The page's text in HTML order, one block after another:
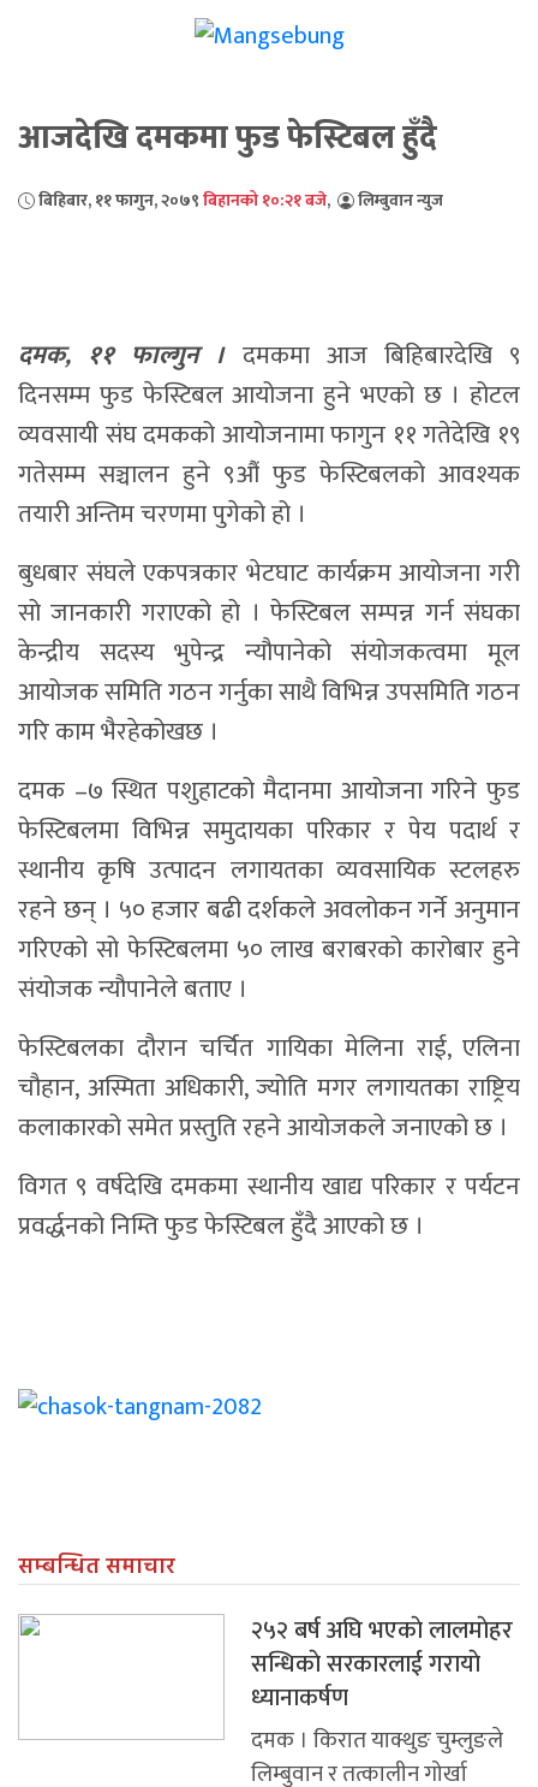
आजदेखि दमकमा फुड फेस्टिबल हुँदै
बिहिबार, ११ फागुन, २०७९बिहानको १०:२१ बजे, लिम्बुवान न्युज
दमक, ११ फाल्गुन ।दमकमा आज बिहिबारदेखि ९
दिनसम्म फुड फेस्टिबल आयोजना हुने भएको छ । होटल
व्यवसायी संघ दमकको आयोजनामा फागुन ११ गतेदेखि १९
गतेसम्म सञ्चालन हुने ९औं फुड फेस्टिबलको आवश्यक
तयारी अन्तिम चरणमा पुगेको हो ।
बुधबार संघले एकपत्रकार भेटघाट कार्यक्रम आयोजना गरी
सो जानकारी गराएको हो । फेस्टिबल सम्पन्न गर्न संघका
केन्द्रीय सदस्य भुपेन्द्र न्यौपानेको संयोजकत्वमा मूल
आयोजक समिति गठन गर्नुका साथै विभिन्न उपसमिति गठन
गरि काम भैरहेकोखछ ।
दमक –७ स्थित पशुहाटको मैदानमा आयोजना गरिने फुड
फेस्टिबलमा विभिन्न समुदायका परिकार र पेय पदार्थ र
स्थानीय कृषि उत्पादन लगायतका व्यवसायिक स्टलहरु
रहने छन् । ५० हजार बढी दर्शकले अवलोकन गर्ने अनुमान
गरिएको सो फेस्टिबलमा ५० लाख बराबरको कारोबार हुने
संयोजक न्यौपानेले बताए ।
फेस्टिबलका दौरान चर्चित गायिका मेलिना राई, एलिना
चौहान, अस्मिता अधिकारी, ज्योति मगर लगायतका राष्ट्रिय
कलाकारको समेत प्रस्तुति रहने आयोजकले जनाएको छ ।
विगत ९ वर्षदेखि दमकमा स्थानीय खाद्य परिकार र पर्यटन
प्रवर्द्धनको निम्ति फुड फेस्टिबल हुँदै आएको छ ।
सम्बन्धित समाचार
२५२ बर्ष अघि भएकाे लालमाेहर
सन्धिकाे सरकारलाई गरायाे
ध्यानाकर्षण
दमक । किरात याक्थुङ चुम्लुङले
लिम्बुवान र तत्कालीन गोर्खा